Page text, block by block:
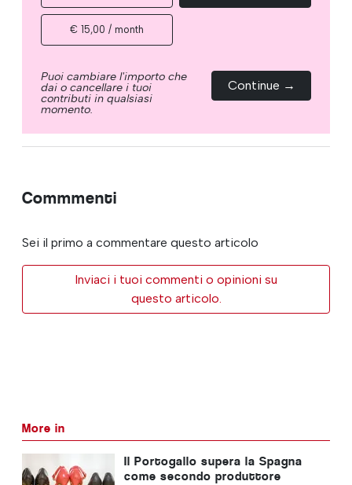
€ 15,00 / month
Puoi cambiare l'importo che
dai o cancellare i tuoi
contributi in qualsiasi
momento.
Continue →
Commmenti
Sei il primo a commentare questo articolo
Inviaci i tuoi commenti o opinioni su
questo articolo.
More in
Il Portogallo supera la Spagna
come secondo produttore